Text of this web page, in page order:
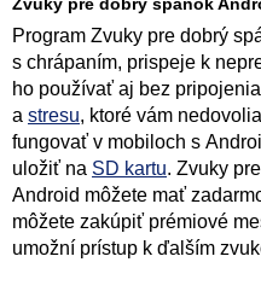
Program Zvuky pre dobrý
s chrápaním, prispeje k
ho používať aj bez
a stresu, ktoré vám
fungovať v mobiloch s
uložiť na SD kartu. Zvuky
Android môžete mať
môžete zakúpiť prémiové
umožní prístup k ďalším